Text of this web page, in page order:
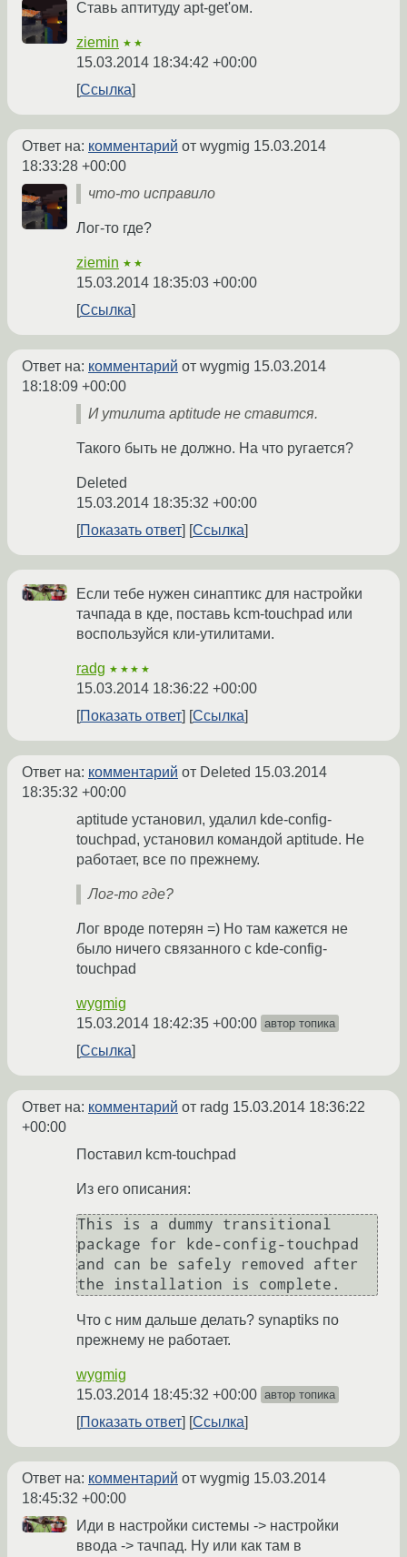
Ставь аптитуду apt-get'ом.
ziemin ★★
15.03.2014 18:34:42 +00:00
Ссылка
Ответ на: комментарий от wygmig 15.03.2014
18:33:28 +00:00
что-то исправило
Лог-то где?
ziemin ★★
15.03.2014 18:35:03 +00:00
Ссылка
Ответ на: комментарий от wygmig 15.03.2014
18:18:09 +00:00
И утилита aptitude не ставится.
Такого быть не должно. На что ругается?
Deleted
15.03.2014 18:35:32 +00:00
Показать ответ
Ссылка
Если тебе нужен синаптикс для настройки
тачпада в кде, поставь kcm-touchpad или
воспользуйся кли-утилитами.
radg ★★★★
15.03.2014 18:36:22 +00:00
Показать ответ
Ссылка
Ответ на: комментарий от Deleted 15.03.2014
18:35:32 +00:00
aptitude установил, удалил kde-config-
touchpad, установил командой aptitude. Не
работает, все по прежнему.
Лог-то где?
Лог вроде потерян =) Но там кажется не
было ничего связанного с kde-config-
touchpad
wygmig
15.03.2014 18:42:35 +00:00 автор топика
Ссылка
Ответ на: комментарий от radg 15.03.2014 18:36:22
+00:00
Поставил kcm-touchpad
Из его описания:
This is a dummy transitional
package for kde-config-touchpad
and can be safely removed after
the installation is complete.
Что с ним дальше делать? synaptiks по
прежнему не работает.
wygmig
15.03.2014 18:45:32 +00:00 автор топика
Показать ответ Ссылка
Ответ на: комментарий от wygmig 15.03.2014
18:45:32 +00:00
Иди в настройки системы -> настройки
ввода -> тачпад. Ну или как там в